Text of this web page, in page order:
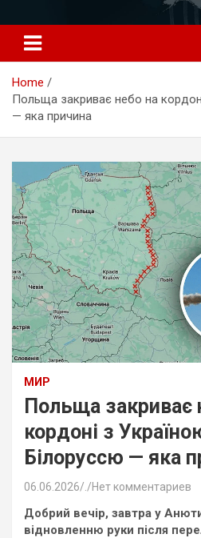
к
содержимому
Home
Польща закриває небо на
— яка причина
МИР
Польща закриває
кордоні з
Білоруссю — яка
06.06.2026 Нет комментариев
Добрий вечір, завтра у Анюти
відновленню руки після